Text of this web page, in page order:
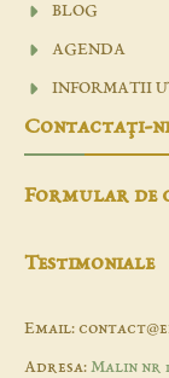
BLOG
AGENDA
INFORMATII
Contactaţi-
Formular de
Testimoniale
Email:
Adresa: Malin nr